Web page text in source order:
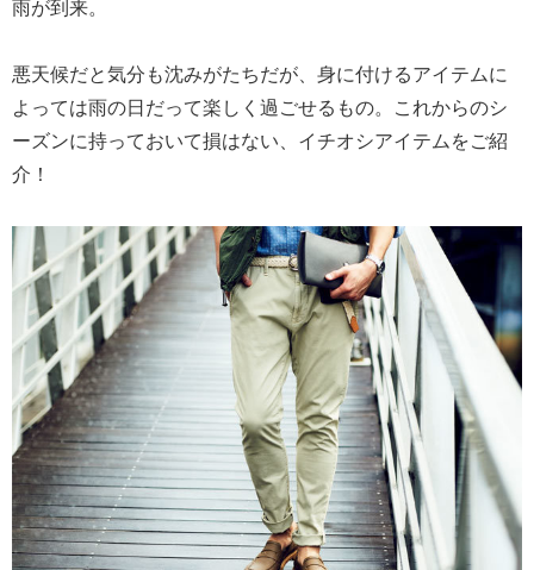
雨が到来。
悪天候だと気分も沈みがたちだが、身に付けるアイテムに
よっては雨の日だって楽しく過ごせるもの。これからのシ
ーズンに持っておいて損はない、イチオシアイテムをご紹
介！